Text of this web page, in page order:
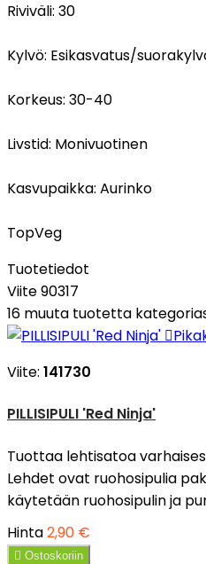
Riviväli: 30
Kylvö: Esikasvatus/
Korkeus: 30-40
Livstid: Monivuotinen
Kasvupaikka: Aurinko
TopVeg
Tuotetiedot
Viite90317
16 muuta tuotetta

Viite: 141730
PILLISIPULI 'Red Ninja'
Tuottaa lehtisatoa
Lehdet ovat ruohosipulia
käytetään ruohosipulin ja
Hinta2,90 €
 Ostoskoriin